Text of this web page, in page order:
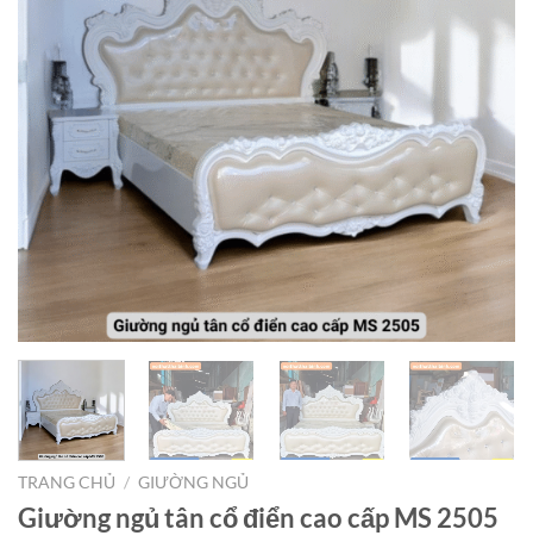
TRANG CHỦ / GIƯỜNG NGỦ
Giường ngủ tân cổ điển cao cấp MS 2505